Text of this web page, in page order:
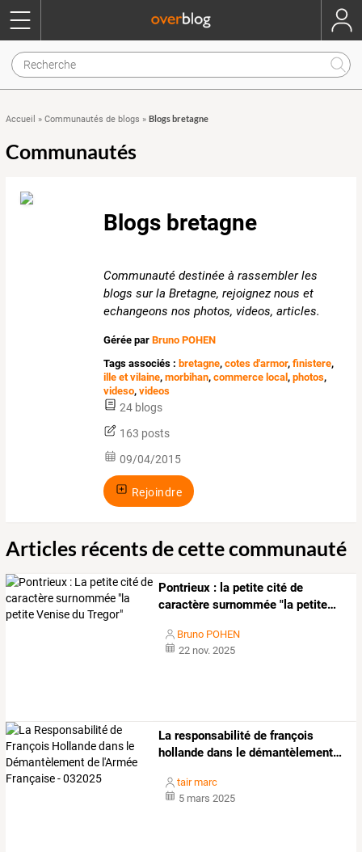
Accueil » Communautés de blogs » Blogs bretagne
Communautés
Blogs bretagne
Communauté destinée à rassembler les
blogs sur la Bretagne, rejoignez nous et
echangeons nos photos, videos, articles.
Gérée parBruno POHEN
Tags associés : bretagne,cotes d'armor,finistere,
ille et vilaine,morbihan,commerce local,photos,
videso,videos
24 blogs
163 posts
09/04/2015
Rejoindre
Articles récents de cette communauté
Pontrieux : la petite cité de
caractère surnommée "la petite…
Bruno POHEN
22 nov. 2025
La responsabilité de françois
hollande dans le démantèlement…
tair marc
5 mars 2025